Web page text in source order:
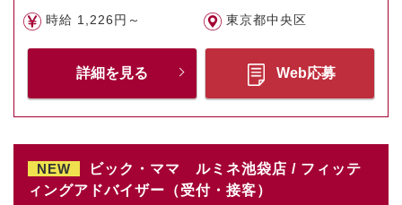
時給 1,226円～ 東京都中央区
詳細を見る Web応募
NEW
ビック・ママ ルミネ池袋店 / フィッテ
ィングアドバイザー（受付・接客）